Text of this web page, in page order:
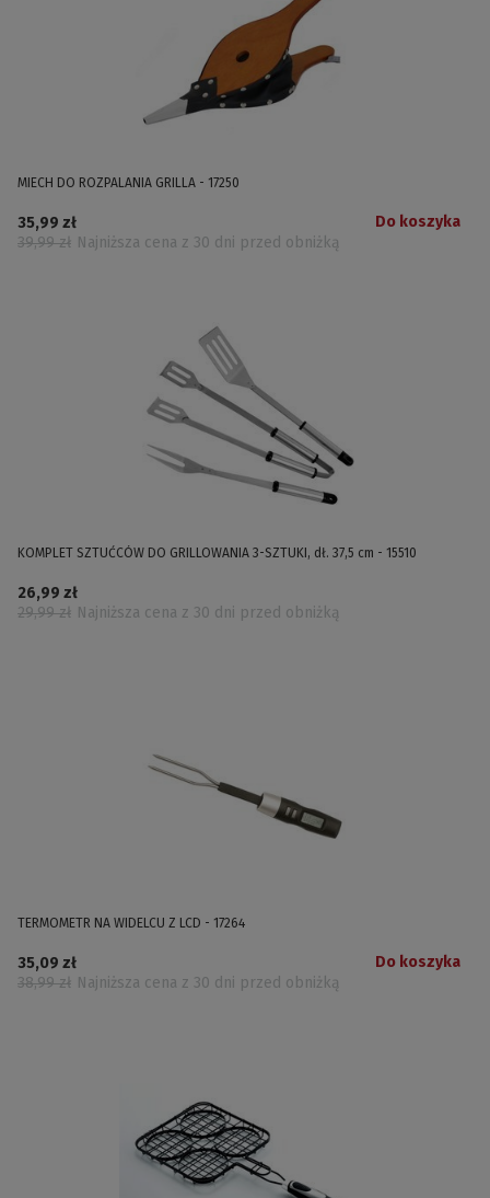
MIECH DO ROZPALANIA GRILLA - 17250
35,99 zł
39,99 zł Najniższa cena z 30 dni przed obniżką
Do koszyka
KOMPLET SZTUĆCÓW DO GRILLOWANIA 3-SZTUKI, dł. 37,5 cm - 15510
26,99 zł
29,99 zł Najniższa cena z 30 dni przed obniżką
TERMOMETR NA WIDELCU Z LCD - 17264
35,09 zł
38,99 zł Najniższa cena z 30 dni przed obniżką
Do koszyka